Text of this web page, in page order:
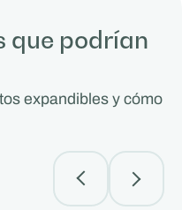
que podrían
expandibles y cómo